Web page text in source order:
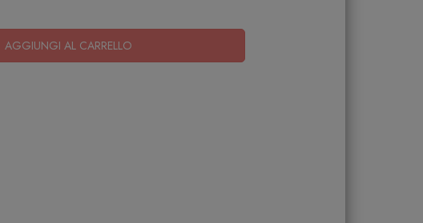
AGGIUNGI AL CARRELLO